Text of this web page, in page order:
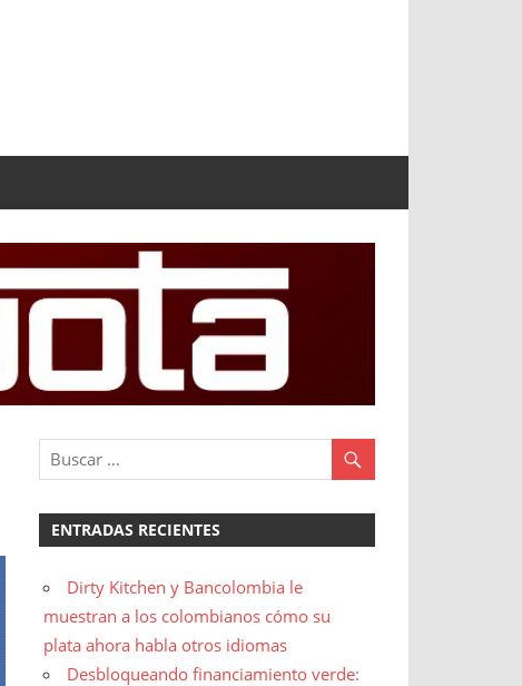
ENTRADAS RECIENTES
Dirty Kitchen y Bancolombia le
muestran a los colombianos cómo su
plata ahora habla otros idiomas
Desbloqueando financiamiento verde: